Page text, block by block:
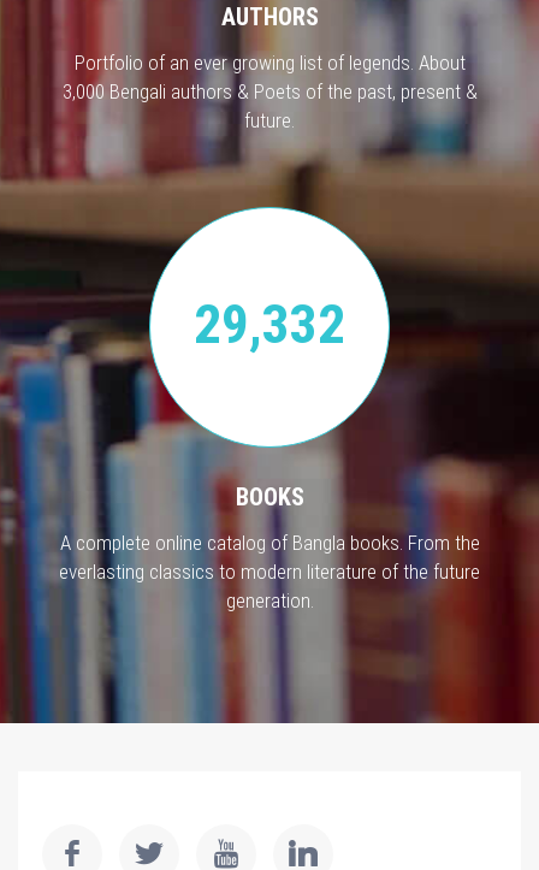
AUTHORS
Portfolio of an ever growing list of legends. About
3,000 Bengali authors & Poets of the past, present &
future.
29,332
BOOKS
A complete online catalog of Bangla books. From the
everlasting classics to modern literature of the future
generation.